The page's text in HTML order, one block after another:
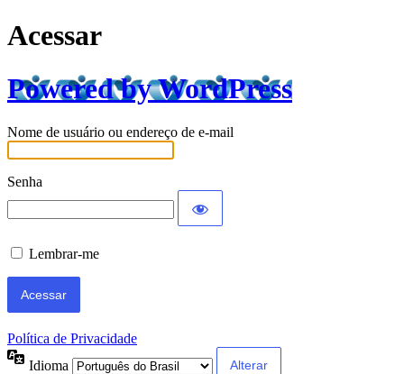
Acessar
Powered by WordPress
Nome de usuário ou endereço de e-mail
Senha
Lembrar-me
Política de Privacidade
Idioma